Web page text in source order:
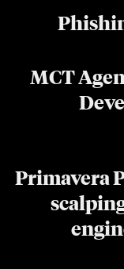
MCT
Primavera